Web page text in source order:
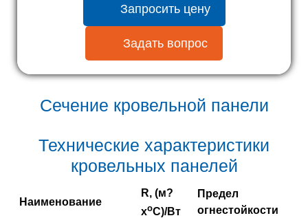
Запросить цену
Задать вопрос
Сечение кровельной панели
Технические характеристики
кровельных панелей
Наименование
R, (м?
xoС)/Вт
Предел
огнестойкости